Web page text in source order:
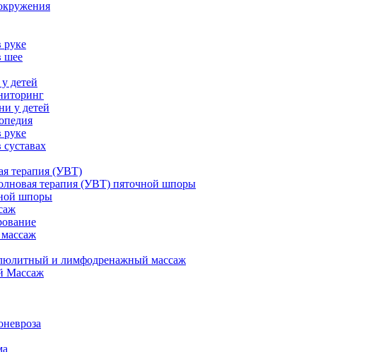
руке
шее
детей
у детей
руке
терапия (УВТ)
терапия (УВТ) пяточной шпоры
шпоры
и лимфодренажный массаж
Массаж